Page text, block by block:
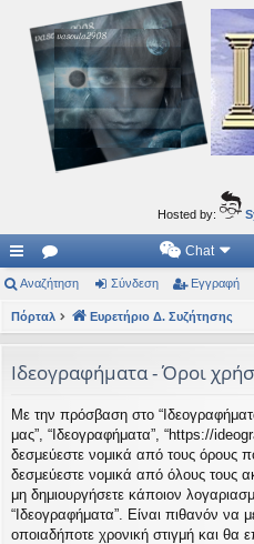
Ιδεογραφήματα
Αυτός ο τόπος φιλοδοξεί να ανοίγει μονοπάτια
Hosted by:
ρή
γο
ς
συ
νδ
έσ
εις
.
Συ
τή
σε
ις
Chat
Αναζήτηση Σύνδεση Εγγραφή
Πόρταλ Ευρετήριο Δ. Συζήτησης
Ιδεογραφήματα - Όροι
Με την πρόσβαση στο
μας”, “Ιδεογραφήματα”, “https://
δεσμεύεστε νομικά από τους όρους
δεσμεύεστε νομικά από όλους τους
μη δημιουργήσετε κάποιον
“Ιδεογραφήματα”. Είναι πιθανόν να
οποιαδήποτε χρονική στιγμή και θα